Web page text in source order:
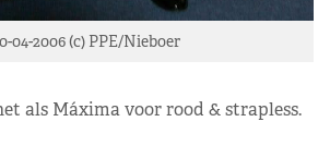
04-2006 (c) PPE/Nieboer
als Máxima voor rood & strapless.